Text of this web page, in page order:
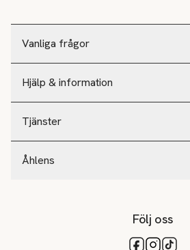
Vanliga frågor
Hjälp & information
Tjänster
Åhlens
Följ oss